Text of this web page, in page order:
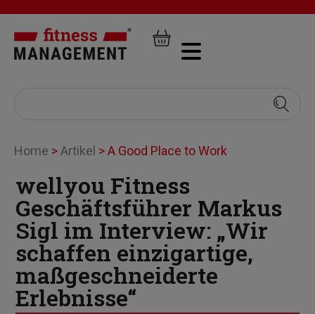
Home >Artikel >A Good Place to Work
wellyou Fitness
Geschäftsführer Markus
Sigl im Interview: „Wir
schaffen einzigartige,
maßgeschneiderte
Erlebnisse“